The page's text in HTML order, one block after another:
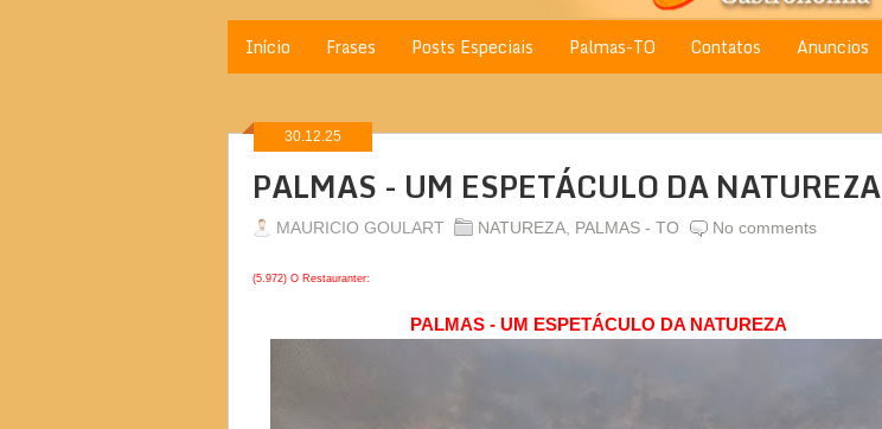
Início Frases Posts Especiais Palmas-TO Contatos Anuncios
30.12.25
PALMAS - UM ESPETÁCULO DA NATUREZA
MAURICIO GOULART NATUREZA PALMAS - TO No comments
(5.972) O Restauranter:
PALMAS - UM ESPETÁCULO DA NATUREZA